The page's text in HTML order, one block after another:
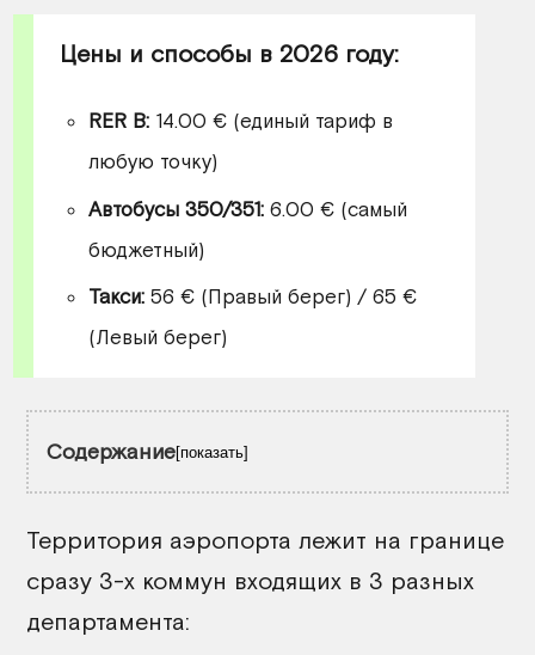
Цены и способы в 2026 году:
RER B:14.00 € (единый тариф в
любую точку)
Автобусы 350/351:6.00 € (самый
бюджетный)
Такси:56 € (Правый берег) / 65 €
(Левый берег)
Содержание показать
Автобус
Ночной автобус
Экспрессы RoissyBus
Территория аэропорта лежит на границе
сразу 3-х коммун входящих в 3 разных
департамента: